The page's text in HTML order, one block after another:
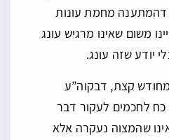
מחמת עונות
משום שאינו מרגיש עונג
יודע שזה עונג.
מחודש קצת, דבקוה”ע
לחכמים לעקור דבר
שהמצוה נעקרה אלא